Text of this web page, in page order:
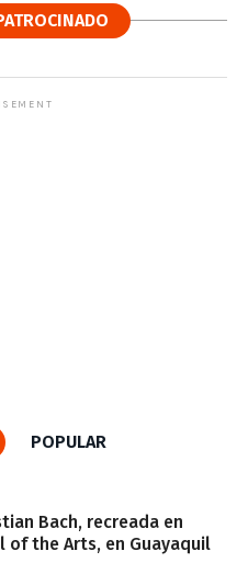
POPULAR
Bach, recreada en
of the Arts, en Guayaquil